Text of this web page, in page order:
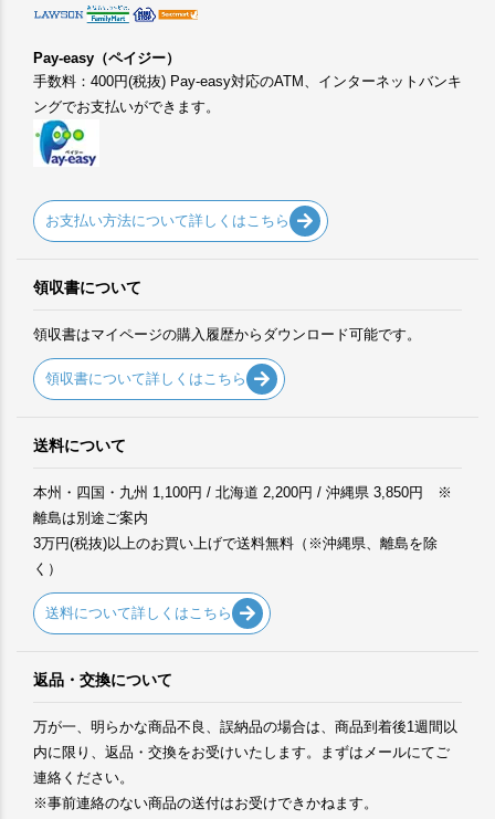
Pay-easy（ペイジー）
手数料：400円(税抜) Pay-easy対応のATM、インターネットバンキ
ングでお支払いができます。
お支払い方法について詳しくはこちら
領収書について
領収書はマイページの購入履歴からダウンロード可能です。
領収書について詳しくはこちら
送料について
本州・四国・九州 1,100円 / 北海道 2,200円 / 沖縄県 3,850円 ※
離島は別途ご案内
3万円(税抜)以上のお買い上げで送料無料（※沖縄県、離島を除
く）
送料について詳しくはこちら
返品・交換について
万が一、明らかな商品不良、誤納品の場合は、商品到着後1週間以
内に限り、返品・交換をお受けいたします。まずはメールにてご
連絡ください。
※事前連絡のない商品の送付はお受けできかねます。